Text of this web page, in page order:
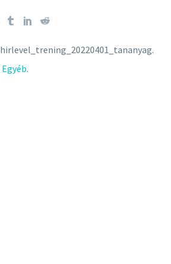
hirlevel_trening_20220401_tananyag.
Egyéb.